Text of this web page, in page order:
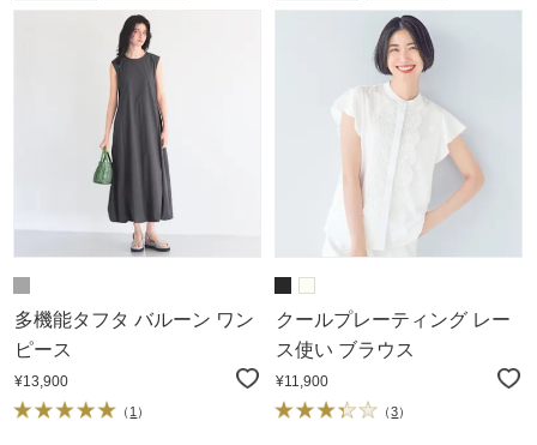
多機能タフタ バルーン ワン
ピース
¥13,900
（ 1 ）
クールプレーティング レー
ス使い ブラウス
¥11,900
（3）